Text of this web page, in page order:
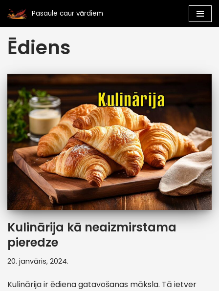
Skip
to
content
Pasaule caur vārdiem
Ēdiens
Kulinārija kā neaizmirstama
pieredze
20. janvāris, 2024.
Kulinārija ir ēdiena gatavošanas māksla. Tā ietver